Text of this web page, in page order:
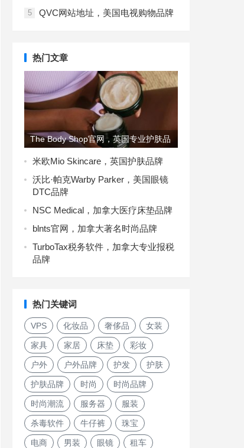
5 QVC网站地址，美国电视购物品牌
热门文章
The Body Shop官网，英国专业护肤品
牌
米欧Mio Skincare，英国护肤品牌
沃比·帕克Warby Parker，美国眼镜
DTC品牌
NSC Medical，加拿大医疗床垫品牌
blnts官网，加拿大著名时尚品牌
TurboTax税务软件，加拿大专业报税
品牌
热门关键词
VPS 化妆品 奢侈品 女装
家具 家居 床垫 彩妆
户外 户外品牌 护发 护肤
护肤品牌 时尚 时尚品牌
时尚潮流 服务器 服装
杀毒软件 牛仔裤 珠宝
电商 男装 眼镜 租车